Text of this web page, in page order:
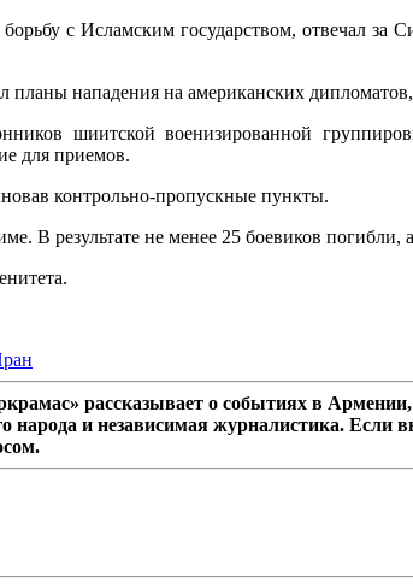
с Исламским государством, отвечал за
нападения на американских
шиитской военизированной
для приемов.
контрольно-пропускные пункты.
В результате не менее 25 боевиков погибли,
рассказывает о событиях в
народа и независимая журналистика.